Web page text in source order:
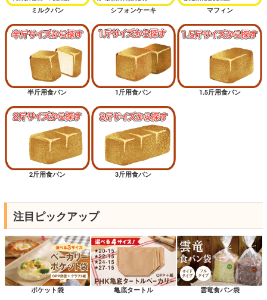
ミルクパン シフォンケーキ マフィン
半斤用食パン 1斤用食パン 1.5斤用食パン
2斤用食パン 3斤用食パン
注目ピックアップ
ポケット袋 亀底タートル 雲竜食パン袋